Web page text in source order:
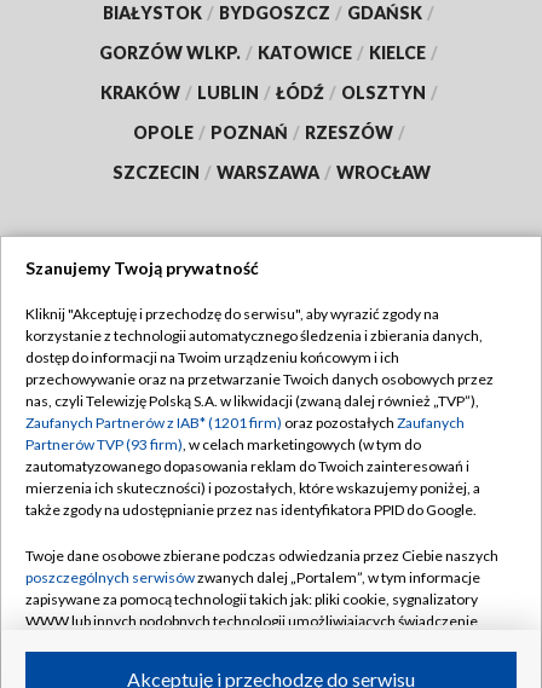
BIAŁYSTOK / BYDGOSZCZ / GDAŃSK /
GORZÓW WLKP. / KATOWICE / KIELCE /
KRAKÓW / LUBLIN / ŁÓDŹ / OLSZTYN /
OPOLE / POZNAŃ / RZESZÓW /
SZCZECIN / WARSZAWA / WROCŁAW
TVP
Abonament TVP
Emisja w TVP
Centrum informacji TVP
Naziemna Telewizja Cyfrowa
Rada Programowa
System NOS
Informacje o nadawcy
Regulamin TVP
Polityka prywatności
Moje zgody
Pomoc
Kontakt
Kanały
Szanujemy Twoją prywatność
Kliknij "Akceptuję i przechodzę do serwisu", aby wyrazić zgody na
korzystanie z technologii automatycznego śledzenia i zbierania danych,
dostęp do informacji na Twoim urządzeniu końcowym i ich
przechowywanie oraz na przetwarzanie Twoich danych osobowych przez
nas, czyli Telewizję Polską S.A. w likwidacji (zwaną dalej również „TVP”),
Zaufanych Partnerów z IAB* (1201 firm) oraz pozostałych Zaufanych
Partnerów TVP (93 firm), w celach marketingowych (w tym do
zautomatyzowanego dopasowania reklam do Twoich zainteresowań i
mierzenia ich skuteczności) i pozostałych, które wskazujemy poniżej, a
także zgody na udostępnianie przez nas identyfikatora PPID do Google.
Twoje dane osobowe zbierane podczas odwiedzania przez Ciebie naszych
poszczególnych serwisówzwanych dalej „Portalem”, w tym informacje
zapisywane za pomocą technologii takich jak: pliki cookie, sygnalizatory
WWW lub innych podobnych technologii umożliwiających świadczenie
Akceptuję i przechodzę do serwisu